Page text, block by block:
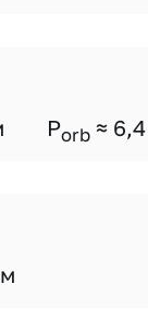
Porb ≈ 6,4